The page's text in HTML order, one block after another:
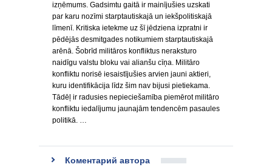
izņēmums. Gadsimtu gaitā ir mainījušies uzskati
par karu nozīmi starptautiskajā un iekšpolitiskajā
līmenī. Kritiska ietekme uz šī jēdziena izpratni ir
pēdējās desmitgades notikumiem starptautiskajā
arēnā. Šobrīd militāros konfliktus neraksturo
naidīgu valstu bloku vai alianšu cīņa. Militāro
konfliktu norisē iesaistījušies arvien jauni aktieri,
kuru identifikācija līdz šim nav bijusi pietiekama.
Tādēļ ir radusies nepieciešamība piemērot militāro
konfliktu iedalījumu jaunajām tendencēm pasaules
politikā. …
Коментарий автора